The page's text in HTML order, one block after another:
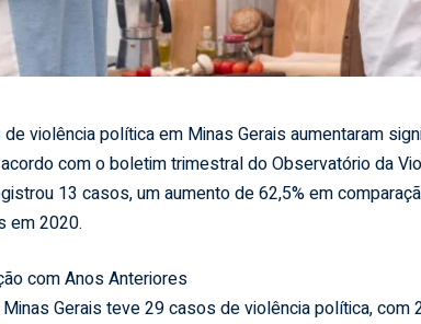
violência política em Minas Gerais aumentaram
com o boletim trimestral do Observatório da
13 casos, um aumento de 62,5% em
em 2020.
com Anos Anteriores
Minas Gerais teve 29 casos de violência política,